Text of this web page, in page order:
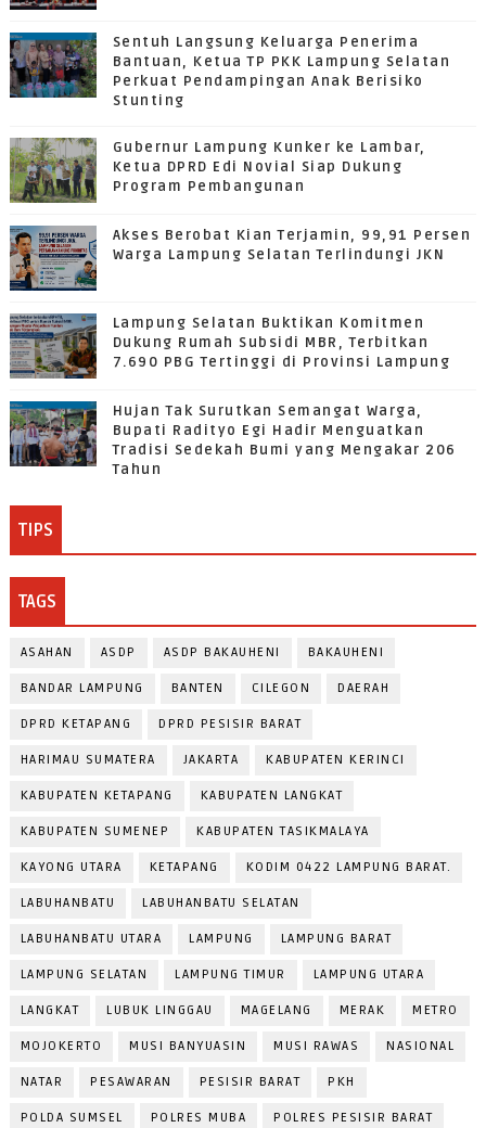
Sentuh Langsung Keluarga Penerima
Bantuan, Ketua TP PKK Lampung Selatan
Perkuat Pendampingan Anak Berisiko
Stunting
Gubernur Lampung Kunker ke Lambar,
Ketua DPRD Edi Novial Siap Dukung
Program Pembangunan
Akses Berobat Kian Terjamin, 99,91 Persen
Warga Lampung Selatan Terlindungi JKN
Lampung Selatan Buktikan Komitmen
Dukung Rumah Subsidi MBR, Terbitkan
7.690 PBG Tertinggi di Provinsi Lampung
Hujan Tak Surutkan Semangat Warga,
Bupati Radityo Egi Hadir Menguatkan
Tradisi Sedekah Bumi yang Mengakar 206
Tahun
TIPS
TAGS
ASAHAN ASDP ASDP BAKAUHENI BAKAUHENI
BANDAR LAMPUNG BANTEN CILEGON DAERAH
DPRD KETAPANG DPRD PESISIR BARAT
HARIMAU SUMATERA JAKARTA KABUPATEN KERINCI
KABUPATEN KETAPANG KABUPATEN LANGKAT
KABUPATEN SUMENEP KABUPATEN TASIKMALAYA
KAYONG UTARA KETAPANG KODIM 0422 LAMPUNG BARAT.
LABUHANBATU LABUHANBATU SELATAN
LABUHANBATU UTARA LAMPUNG LAMPUNG BARAT
LAMPUNG SELATAN LAMPUNG TIMUR LAMPUNG UTARA
LANGKAT LUBUK LINGGAU MAGELANG MERAK METRO
MOJOKERTO MUSI BANYUASIN MUSI RAWAS NASIONAL
NATAR PESAWARAN PESISIR BARAT PKH
POLDA SUMSEL POLRES MUBA POLRES PESISIR BARAT